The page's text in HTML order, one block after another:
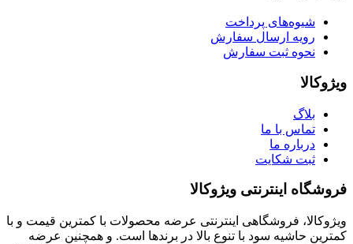
شیوه‌های پرداخت
رویه ارسال سفارش
نحوه ثبت سفارش
ویژوکالا
بلاگ
تماس با ما
درباره ما
ثبت شکایت
فروشگاه اینترنتی ویژوکالا
ویژوکالا، فروشگاهی اینترنتی عرضه محصولات با کمترین قیمت و با
کمترین حاشیه سود با تنوع بالا در برندها است. و همچنین عرضه